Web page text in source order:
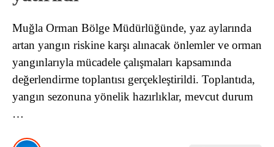
Muğla Orman Bölge Müdürlüğünde, yaz aylarında
artan yangın riskine karşı alınacak önlemler ve orman
yangınlarıyla mücadele çalışmaları kapsamında
değerlendirme toplantısı gerçekleştirildi. Toplantıda,
yangın sezonuna yönelik hazırlıklar, mevcut durum
…